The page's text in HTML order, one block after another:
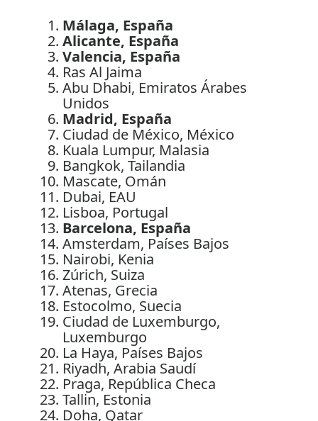
Málaga, España
Alicante, España
Valencia, España
Ras Al Jaima
Abu Dhabi, Emiratos Árabes
Unidos
Madrid, España
Ciudad de México, México
Kuala Lumpur, Malasia
Bangkok, Tailandia
Mascate, Omán
Dubai, EAU
Lisboa, Portugal
Barcelona, España
Amsterdam, Países Bajos
Nairobi, Kenia
Zúrich, Suiza
Atenas, Grecia
Estocolmo, Suecia
Ciudad de Luxemburgo,
Luxemburgo
La Haya, Países Bajos
Riyadh, Arabia Saudí
Praga, República Checa
Tallin, Estonia
Doha, Qatar